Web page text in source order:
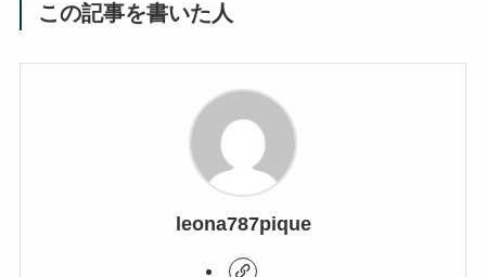
この記事を書いた人
leona787pique